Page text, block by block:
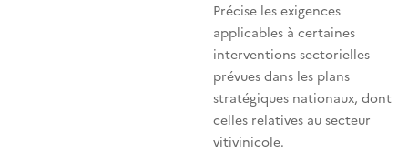
Précise les exigences
applicables à certaines
interventions sectorielles
prévues dans les plans
stratégiques nationaux, dont
celles relatives au secteur
vitivinicole.